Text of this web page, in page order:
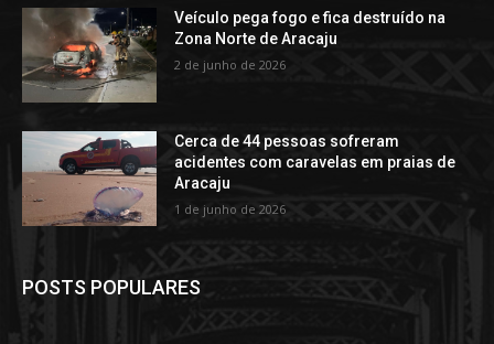
Veículo pega fogo e fica destruído na
Zona Norte de Aracaju
2 de junho de 2026
Cerca de 44 pessoas sofreram
acidentes com caravelas em praias de
Aracaju
1 de junho de 2026
POSTS POPULARES